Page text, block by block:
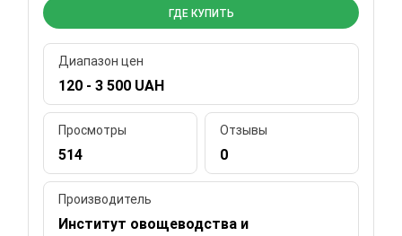
ГДЕ КУПИТЬ
Диапазон цен
120 - 3 500 UAH
Просмотры
514
Отзывы
0
Производитель
Институт овощеводства и